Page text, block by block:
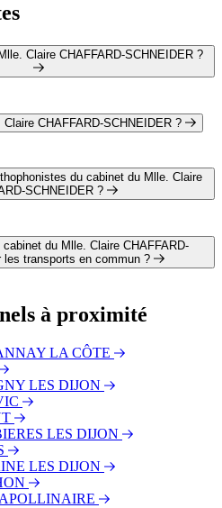
Claire CHAFFARD-SCHNEIDER ?
CHENOVECHAFFARD-SCHNEIDER ?
au 03 80 52 38 49.
du cabinet du Mlle. Claire
SCHNEIDER ?
SCHNEIDER :
DALLER
du Mlle. Claire CHAFFARD-
les transports en commun ?
suivants :
Centre
à proximité
LA CÔTE
LES DIJON
LES DIJON
LES DIJON